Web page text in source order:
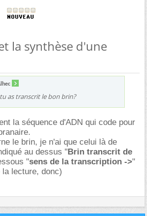
la synthèse d'une
as transcrit le bon brin?
la séquence d'ADN qui code pour
le brin, je n'ai que celui là de
au dessus "Brin transcrit de
"sens de la transcription ->"
lecture, donc)